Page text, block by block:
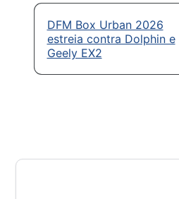
DFM Box Urban 2026
estreia contra Dolphin e
Geely EX2